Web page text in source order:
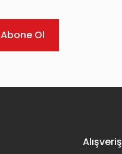
Abone Ol
Alışveriş